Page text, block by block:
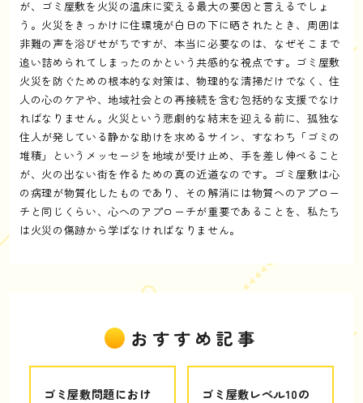
が、ゴミ屋敷を火災の温床に変える最大の要因と言えるでしょ
う。火災をきっかけに住環境が白日の下に晒されたとき、周囲は
非難の声を浴びせがちですが、本当に必要なのは、なぜそこまで
追い詰められてしまったのかという共感的な視点です。ゴミ屋敷
火災を防ぐための根本的な対策は、物理的な清掃だけでなく、住
人の心のケアや、地域社会との再接続を含む包括的な支援でなけ
ればなりません。火災という悲劇的な結末を迎える前に、孤独な
住人が発している静かな助けを求めるサイン、すなわち「ゴミの
堆積」というメッセージを地域が受け止め、手を差し伸べること
が、火の出ない街を作るための真の近道なのです。ゴミ屋敷は心
の病理が物質化したものであり、その解消には物質へのアプロー
チと同じくらい、心へのアプローチが重要であることを、私たち
は火災の傷跡から学ばなければなりません。
おすすめ記事
ゴミ屋敷問題におけ
ゴミ屋敷レベル10の